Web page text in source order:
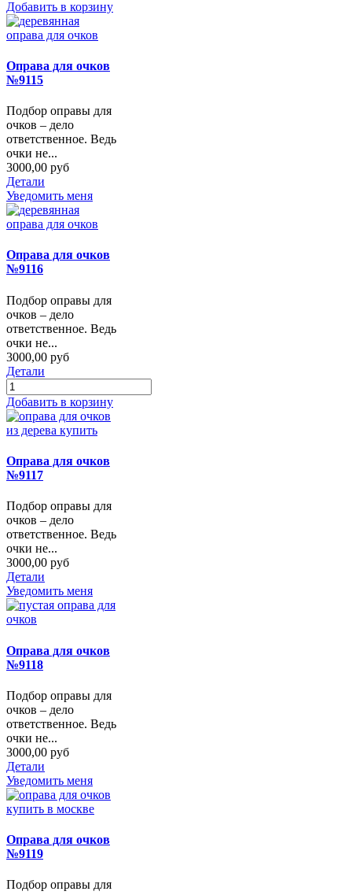
Добавить в корзину
Оправа для очков
№9115
Подбор оправы для
очков – дело
ответственное. Ведь
очки не...
3000,00 руб
Детали
Уведомить меня
Оправа для очков
№9116
Подбор оправы для
очков – дело
ответственное. Ведь
очки не...
3000,00 руб
Детали
Добавить в корзину
Оправа для очков
№9117
Подбор оправы для
очков – дело
ответственное. Ведь
очки не...
3000,00 руб
Детали
Уведомить меня
Оправа для очков
№9118
Подбор оправы для
очков – дело
ответственное. Ведь
очки не...
3000,00 руб
Детали
Уведомить меня
Оправа для очков
№9119
Подбор оправы для